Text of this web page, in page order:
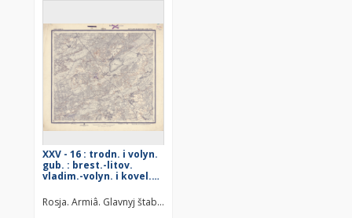
XXV - 16 : trodn. i volyn.
gub. : brest.-litov.
vladim.-volyn. i kovel.
Rosja. Armiâ. Glavnyj štab. Litografìâ kartografičeskago zavedenìâ.